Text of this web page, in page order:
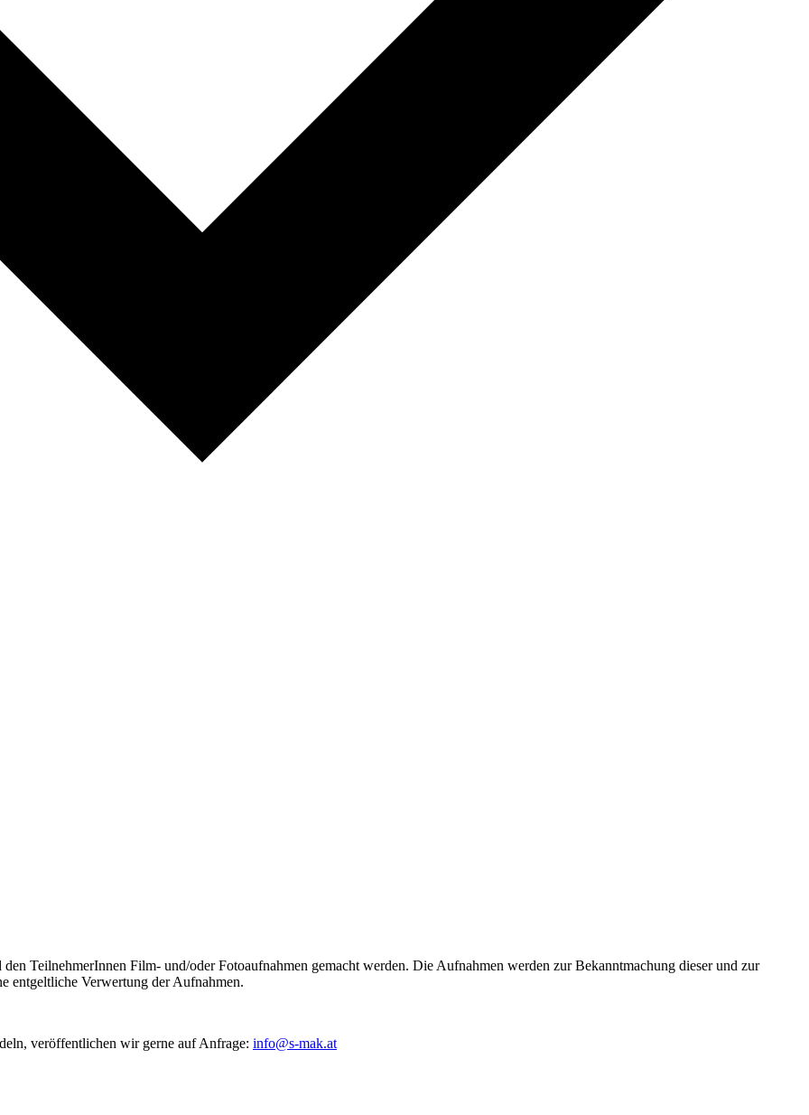
TeilnehmerInnen Film- und/oder Fotoaufnahmen gemacht werden. Die Aufnahmen werden zur Bekanntmachung dieser und zur
entgeltliche Verwertung der Aufnahmen.
veröffentlichen wir gerne auf Anfrage: info@s‑mak.at